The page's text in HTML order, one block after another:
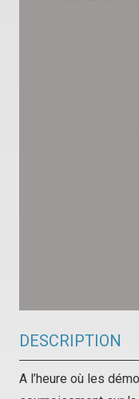
DESCRIPTION
A l’heure où les